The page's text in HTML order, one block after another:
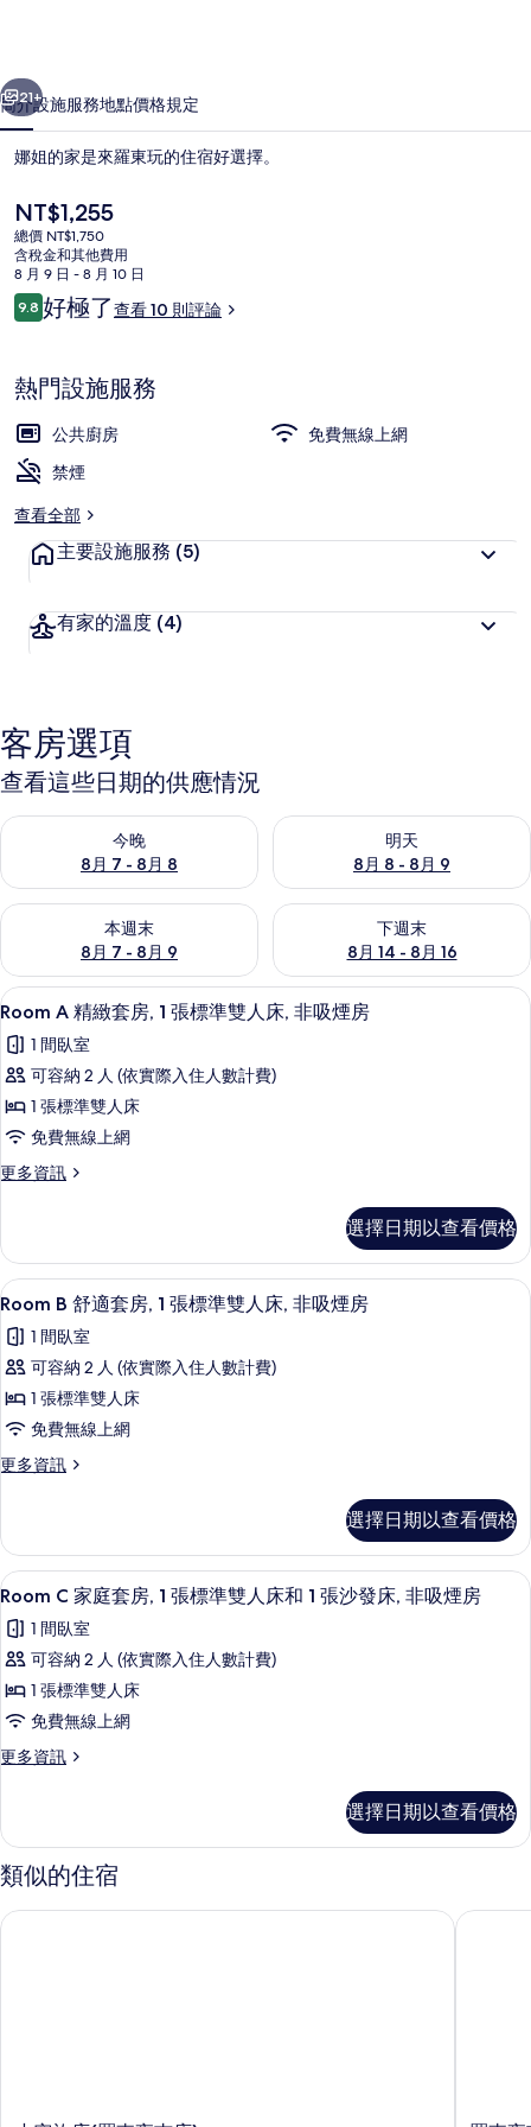
集
個 下一個
21+
簡介設施服務地點價格規定
娜姐的家是來羅東玩的住宿好選擇。
目
前
的
價
格
是
NT$1,255
總價 NT$1,750
含稅金和其他費用
8 月 9 日 - 8 月 10 日
評
論
9.89.8 分，滿分 10 分，
好極了查看 10 則評論
熱門設施服務
公共廚房
免費無線上網
禁煙
查看全部
主要設施服務 (5)
有家的溫度 (4)
客房選項
查看這些日期的供應情況
今晚
8月 7 - 8月 8
查看今晚 (8月 7 - 8月 8) 的供應情況
明天
8月 8 - 8月 9
查看明天 (8月 8 - 8月 9) 的供
本週末
8月 7 - 8月 9
查看本週末 (8月 7 - 8月 9) 的供應情況
下週末
8月 14 - 8月 16
查看下週末 (8月 14 - 8月 16)
顯
示
Room
A
精
緻
套
張
標
準
雙
人
床,
非
房
的
所
有
相
片
Room A 精緻套房, 1 張標準雙人床, 非
8
Room A 精緻套房, 1 張標準雙人床, 非吸煙房
1 間臥室
可容納 2 人 (依實際入住人數計費)
1 張標準雙人床
免費無線上網
更多資訊
更
精
緻
套
張
準
雙
床,
房
的
詳
情
選擇日期以查看價格
顯
示
Room
B
舒
適
套
張
標
準
雙
人
床,
非
房
的
有
Room B 舒適套房, 1 張標準雙人床, 非
5
Room B 舒適套房, 1 張標準雙人床, 非吸煙房
1 間臥室
可容納 2 人 (依實際入住人數計費)
1 張標準雙人床
免費無線上網
更多資訊
更
舒
適
套
張
準
雙
床,
房
的
詳
情
選擇日期以查看價格
顯
示
Room
C
家
庭
套
張
標
準
Room C 家庭套房, 1 張標準雙人床和
6
Room C 家庭套房, 1 張標準雙人床和 1 張沙發床, 非吸煙房
1 間臥室
可容納 2 人 (依實際入住人數計費)
1 張標準雙人床
免費無線上網
更多資訊
更
家
庭
套
房,
1
選擇日期以查看價格
類似的住宿
小窩旅店(羅東夜巿店) 羅東夜